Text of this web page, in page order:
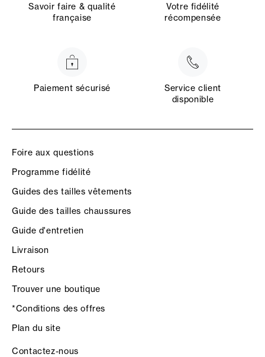
Savoir faire & qualité
française
Votre fidélité
récompensée
Paiement sécurisé
Service client
disponible
Foire aux questions
Programme fidélité
Guides des tailles vêtements
Guide des tailles chaussures
Guide d'entretien
Livraison
Retours
Trouver une boutique
*Conditions des offres
Plan du site
Contactez-nous